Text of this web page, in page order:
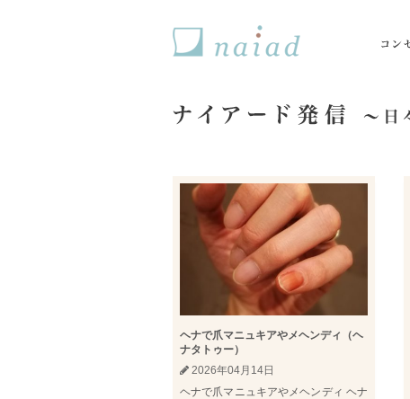
ヘナで爪マニュキアやメヘンディ（ヘ
ナタトゥー）
2026年04月14日
ヘナで爪マニュキアやメヘンディ ヘナ